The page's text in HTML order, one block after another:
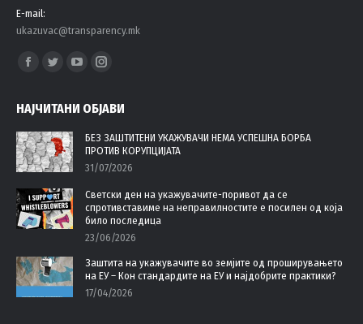
E-mail:
ukazuvac@transparency.mk
Find us on:
Facebook
opens
in
new
window
Twitter
opens
in
new
window
YouTube
opens
new
window
Instagram
opens
in
new
window
НАЈЧИТАНИ ОБЈАВИ
БЕЗ ЗАШТИТЕНИ УКАЖУВАЧИ НЕМА УСПЕШНА БОРБА
ПРОТИВ КОРУПЦИЈАТА
31/07/2026
Светски ден на укажувачите-поривот да се
спротивставиме на неправилностите е посилен од која
било последица
23/06/2026
Заштита на укажувачите во земјите од проширувањето
на ЕУ – Кон стандардите на ЕУ и најдобрите практики?
17/04/2026